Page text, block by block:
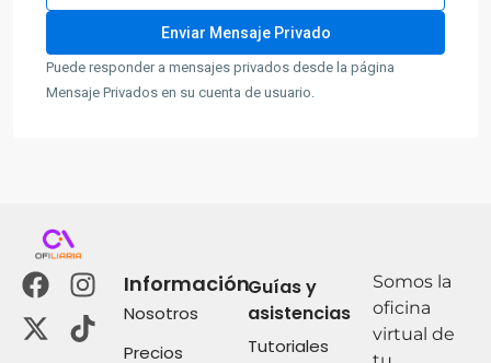
Puede responder a mensajes privados desde la página
Mensaje Privados en su cuenta de usuario.
Información
Nosotros
Precios
Guías y
asistencias
Tutoriales
Somos la
oficina
virtual de